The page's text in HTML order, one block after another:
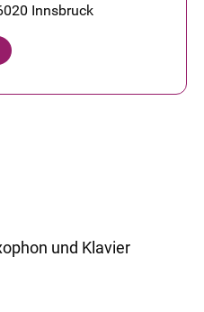
Innsbruck
und Klavier